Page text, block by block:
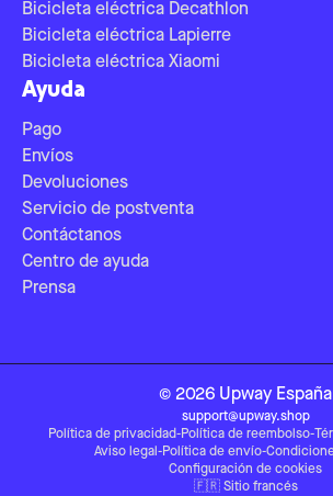
Bicicleta eléctrica Decathlon
Bicicleta eléctrica Lapierre
Bicicleta eléctrica Xiaomi
Ayuda
Pago
Envíos
Devoluciones
Servicio de postventa
Contáctanos
Centro de ayuda
Prensa
© 2026 Upway España
support@upway.shop
Política de privacidad-Política de reembolso-
Aviso legal -Política de envío-
Configuración de cookies
🇫🇷 Sitio francés